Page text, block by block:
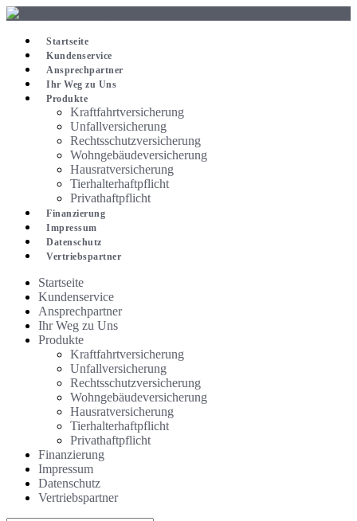
Zum
springenStartseite
Kundenservice
Ansprechpartner
Ihr Weg zu Uns
Produkte
Kraftfahrtversicherung
Unfallversicherung
Rechtsschutzversicherung
Wohngebäudeversicherung
Hausratversicherung
Tierhalterhaftpflicht
Privathaftpflicht
Finanzierung
Impressum
Datenschutz
Vertriebspartner
Startseite
Kundenservice
Ansprechpartner
Ihr Weg zu Uns
Produkte
Kraftfahrtversicherung
Unfallversicherung
Rechtsschutzversicherung
Wohngebäudeversicherung
Hausratversicherung
Tierhalterhaftpflicht
Privathaftpflicht
Finanzierung
Impressum
Datenschutz
Vertriebspartner